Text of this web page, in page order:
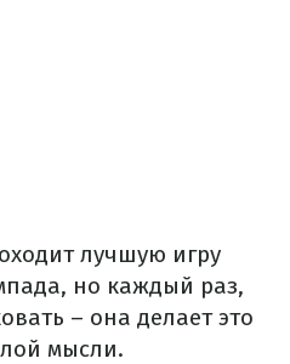
лучшую игру
но каждый раз,
– она делает это
мысли.